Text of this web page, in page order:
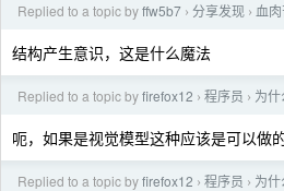
Replied to a topic byffw5b7 › 分享发现 › 血
结构产生意识，这是什么魔法
Replied to a topic byfirefox12 › 程序员 › 为
呃，如果是视觉模型这种应该是可以做
Replied to a topic byfirefox12 › 程序员 › 为